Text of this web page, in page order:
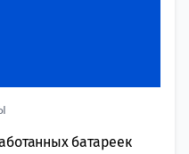
батареек